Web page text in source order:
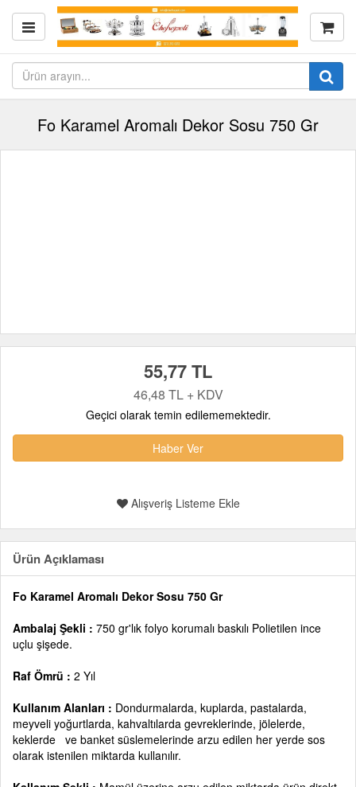
Fo Karamel Aromalı Dekor Sosu 750 Gr
55,77 TL
46,48 TL + KDV
Geçici olarak temin edilememektedir.
Haber Ver
Alışveriş Listeme Ekle
Ürün Açıklaması
Fo Karamel Aromalı Dekor Sosu 750 Gr
Ambalaj Şekli : 750 gr'lık folyo korumalı baskılı Polietilen ince
uçlu şişede.
Raf Ömrü : 2 Yıl
Kullanım Alanları : Dondurmalarda, kuplarda, pastalarda,
meyveli yoğurtlarda, kahvaltılarda gevreklerinde, jölelerde,
keklerde ve banket süslemelerinde arzu edilen her yerde sos
olarak istenilen miktarda kullanılır.